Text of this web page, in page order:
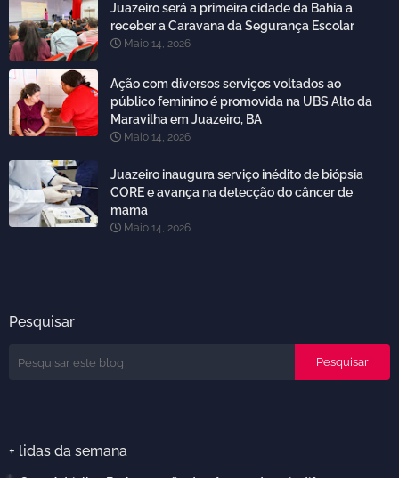
Juazeiro será a primeira cidade da Bahia a
receber a Caravana da Segurança Escolar
Maio 14, 2026
Ação com diversos serviços voltados ao
público feminino é promovida na UBS Alto da
Maravilha em Juazeiro, BA
Maio 14, 2026
Juazeiro inaugura serviço inédito de biópsia
CORE e avança na detecção do câncer de
mama
Maio 14, 2026
Pesquisar
+ lidas da semana